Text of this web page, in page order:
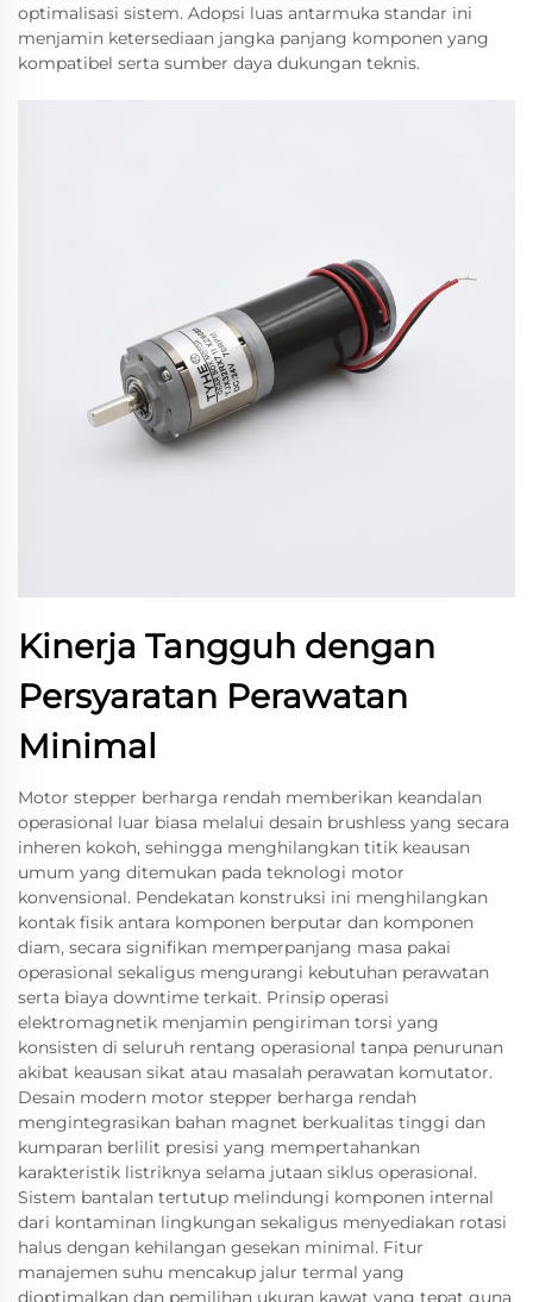
optimalisasi sistem. Adopsi luas antarmuka standar ini
menjamin ketersediaan jangka panjang komponen yang
kompatibel serta sumber daya dukungan teknis.
Kinerja Tangguh dengan
Persyaratan Perawatan
Minimal
Motor stepper berharga rendah memberikan keandalan
operasional luar biasa melalui desain brushless yang secara
inheren kokoh, sehingga menghilangkan titik keausan
umum yang ditemukan pada teknologi motor
konvensional. Pendekatan konstruksi ini menghilangkan
kontak fisik antara komponen berputar dan komponen
diam, secara signifikan memperpanjang masa pakai
operasional sekaligus mengurangi kebutuhan perawatan
serta biaya downtime terkait. Prinsip operasi
elektromagnetik menjamin pengiriman torsi yang
konsisten di seluruh rentang operasional tanpa penurunan
akibat keausan sikat atau masalah perawatan komutator.
Desain modern motor stepper berharga rendah
mengintegrasikan bahan magnet berkualitas tinggi dan
kumparan berlilit presisi yang mempertahankan
karakteristik listriknya selama jutaan siklus operasional.
Sistem bantalan tertutup melindungi komponen internal
dari kontaminan lingkungan sekaligus menyediakan rotasi
halus dengan kehilangan gesekan minimal. Fitur
manajemen suhu mencakup jalur termal yang
dioptimalkan dan pemilihan ukuran kawat yang tepat guna